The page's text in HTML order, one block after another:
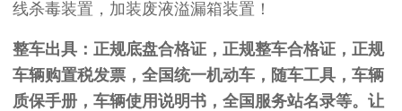
线杀毒装置，加装废液溢漏箱装置！
整车出具：正规底盘合格证，正规整车合格证，正规
车辆购置税发票，全国统一机动车，随车工具，车辆
质保手册，车辆使用说明书，全国服务站名录等。让